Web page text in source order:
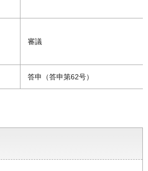
審議
答申（答申第62号）